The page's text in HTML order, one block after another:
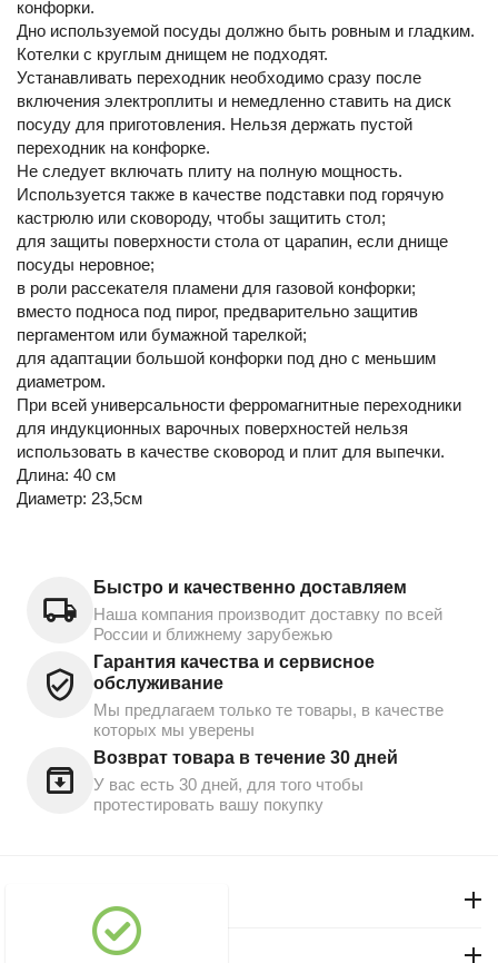
конфорки.
Дно используемой посуды должно быть ровным и гладким.
Котелки с круглым днищем не подходят.
Устанавливать переходник необходимо сразу после
включения электроплиты и немедленно ставить на диск
посуду для приготовления. Нельзя держать пустой
переходник на конфорке.
Не следует включать плиту на полную мощность.
Используется также в качестве подставки под горячую
кастрюлю или сковороду, чтобы защитить стол;
для защиты поверхности стола от царапин, если днище
посуды неровное;
в роли рассекателя пламени для газовой конфорки;
вместо подноса под пирог, предварительно защитив
пергаментом или бумажной тарелкой;
для адаптации большой конфорки под дно с меньшим
диаметром.
При всей универсальности ферромагнитные переходники
для индукционных варочных поверхностей нельзя
использовать в качестве сковород и плит для выпечки.
Длина: 40 см
Диаметр: 23,5см
Быстро и качественно доставляем
Наша компания производит доставку по всей
России и ближнему зарубежью
Гарантия качества и сервисное
обслуживание
Мы предлагаем только те товары, в качестве
которых мы уверены
Возврат товара в течение 30 дней
У вас есть 30 дней, для того чтобы
протестировать вашу покупку
Магазин "Северный"